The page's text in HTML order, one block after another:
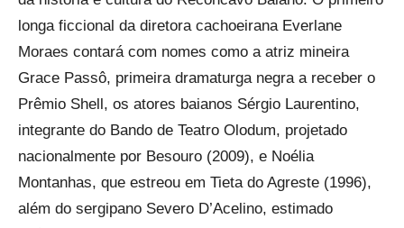
longa ficcional da diretora cachoeirana Everlane
Moraes contará com nomes como a atriz mineira
Grace Passô, primeira dramaturga negra a receber o
Prêmio Shell, os atores baianos Sérgio Laurentino,
integrante do Bando de Teatro Olodum, projetado
nacionalmente por Besouro (2009), e Noélia
Montanhas, que estreou em Tieta do Agreste (1996),
além do sergipano Severo D’Acelino, estimado